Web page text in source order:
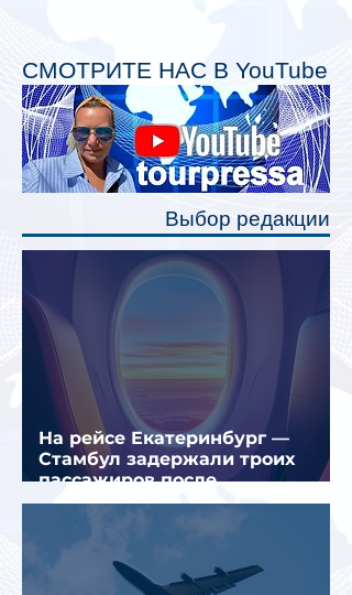
планируется начать в 2027 году.
Одним из главных нововведений
станут индивидуальные шторки у
каждого спального места. Они
позволят пассажирам закрыть свою
полку во время сна или отдыха,
СМОТРИТЕ НАС В YouTube
Выбор редакции
На рейсе Екатеринбург —
Стамбул задержали троих
пассажиров после
предполагаемой серии краж